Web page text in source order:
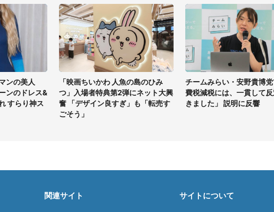
ンの美人
ンのドレス&
すらり神ス
「映画ちいかわ 人魚の島のひみ
つ」入場者特典第2弾にネット大興
奮 「デザイン良すぎ」も「転売す
ごそう」
チームみらい・安野貴博
費税減税には、一貫して
きました」 説明に反響
関連サイト サイトについて